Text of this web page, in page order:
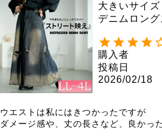
大きいサイ
デニムロン
購入者
投稿日
2026/02/18
ウエストは私にはきつかったですが
ダメージ感や、丈の長さなど、良かっ